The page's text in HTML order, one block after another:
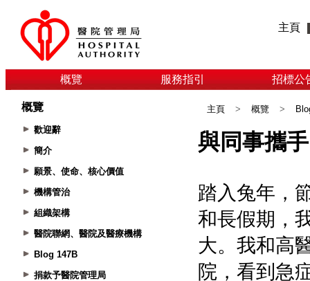
主頁
概覽 服務指引 招標公
概覽
歡迎辭
簡介
願景、使命、核心價值
機構管治
組織架構
醫院聯網、醫院及醫療機構
Blog 147B
捐款予醫院管理局
主頁 > 概覽 >